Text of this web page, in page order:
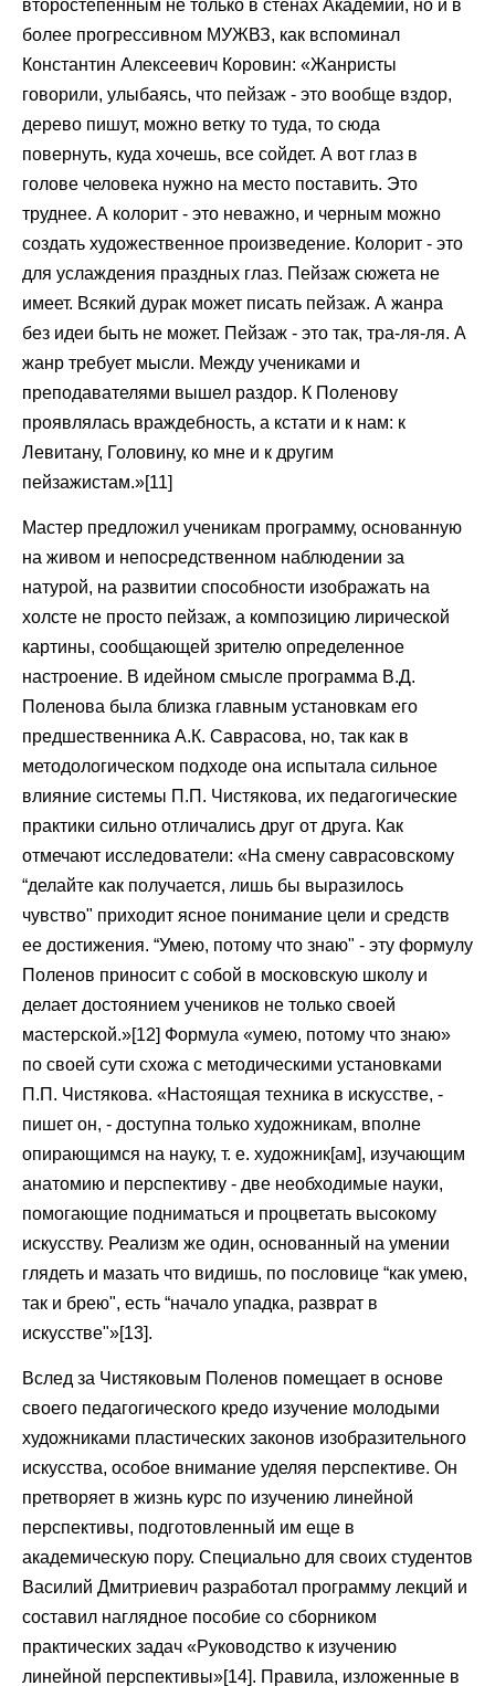
второстепенным не только в стенах Академии, но и в
более прогрессивном МУЖВЗ, как вспоминал
Константин Алексеевич Коровин: «Жанристы
говорили, улыбаясь, что пейзаж - это вообще вздор,
дерево пишут, можно ветку то туда, то сюда
повернуть, куда хочешь, все сойдет. А вот глаз в
голове человека нужно на место поставить. Это
труднее. А колорит - это неважно, и черным можно
создать художественное произведение. Колорит - это
для услаждения праздных глаз. Пейзаж сюжета не
имеет. Всякий дурак может писать пейзаж. А жанра
без идеи быть не может. Пейзаж - это так, тра-ля-ля. А
жанр требует мысли. Между учениками и
преподавателями вышел раздор. К Поленову
проявлялась враждебность, а кстати и к нам: к
Левитану, Головину, ко мне и к другим
пейзажистам.»[11]
Мастер предложил ученикам программу, основанную
на живом и непосредственном наблюдении за
натурой, на развитии способности изображать на
холсте не просто пейзаж, а композицию лирической
картины, сообщающей зрителю определенное
настроение. В идейном смысле программа В.Д.
Поленова была близка главным установкам его
предшественника А.К. Саврасова, но, так как в
методологическом подходе она испытала сильное
влияние системы П.П. Чистякова, их педагогические
практики сильно отличались друг от друга. Как
отмечают исследователи: «На смену саврасовскому
“делайте как получается, лишь бы выразилось
чувство" приходит ясное понимание цели и средств
ее достижения. “Умею, потому что знаю" - эту формулу
Поленов приносит с собой в московскую школу и
делает достоянием учеников не только своей
мастерской.»[12] Формула «умею, потому что знаю»
по своей сути схожа с методическими установками
П.П. Чистякова. «Настоящая техника в искусстве, -
пишет он, - доступна только художникам, вполне
опирающимся на науку, т. е. художник[ам], изучающим
анатомию и перспективу - две необходимые науки,
помогающие подниматься и процветать высокому
искусству. Реализм же один, основанный на умении
глядеть и мазать что видишь, по пословице “как умею,
так и брею", есть “начало упадка, разврат в
искусстве"»[13].
Вслед за Чистяковым Поленов помещает в основе
своего педагогического кредо изучение молодыми
художниками пластических законов изобразительного
искусства, особое внимание уделяя перспективе. Он
претворяет в жизнь курс по изучению линейной
перспективы, подготовленный им еще в
академическую пору. Специально для своих студентов
Василий Дмитриевич разработал программу лекций и
составил наглядное пособие со сборником
практических задач «Руководство к изучению
линейной перспективы»[14]. Правила, изложенные в